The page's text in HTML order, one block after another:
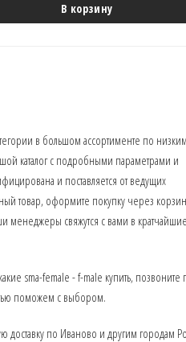
В корзину
в большом ассортименте по
каталог с подробными параметрами и
и поставляется от ведущих
товар, оформите покупку через
менеджеры свяжутся с вами в
sma-female - f-male купить, позвоните
поможем с выбором.
доставку по Иваново и другим городам